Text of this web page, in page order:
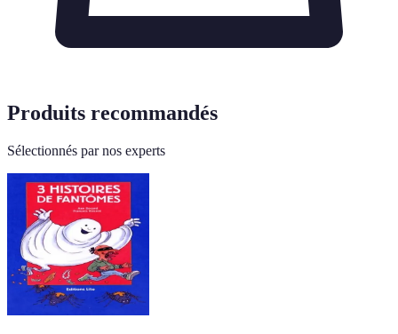
Produits recommandés
Sélectionnés par nos experts